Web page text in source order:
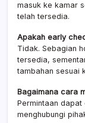
masuk ke kamar
telah tersedia.
Apakah early
Tidak. Sebagian
tersedia,
tambahan sesuai
Bagaimana cara
Permintaan
menghubungi